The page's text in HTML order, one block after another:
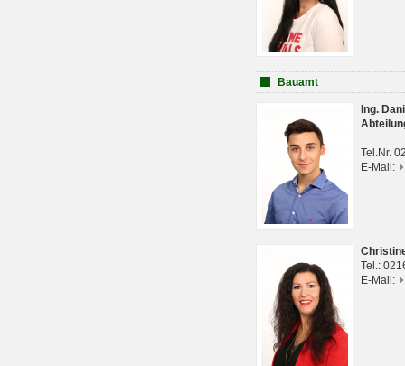
Bauamt
Ing.
Tel.Nr.
E-Mail:
Tel.:
E-Mail: